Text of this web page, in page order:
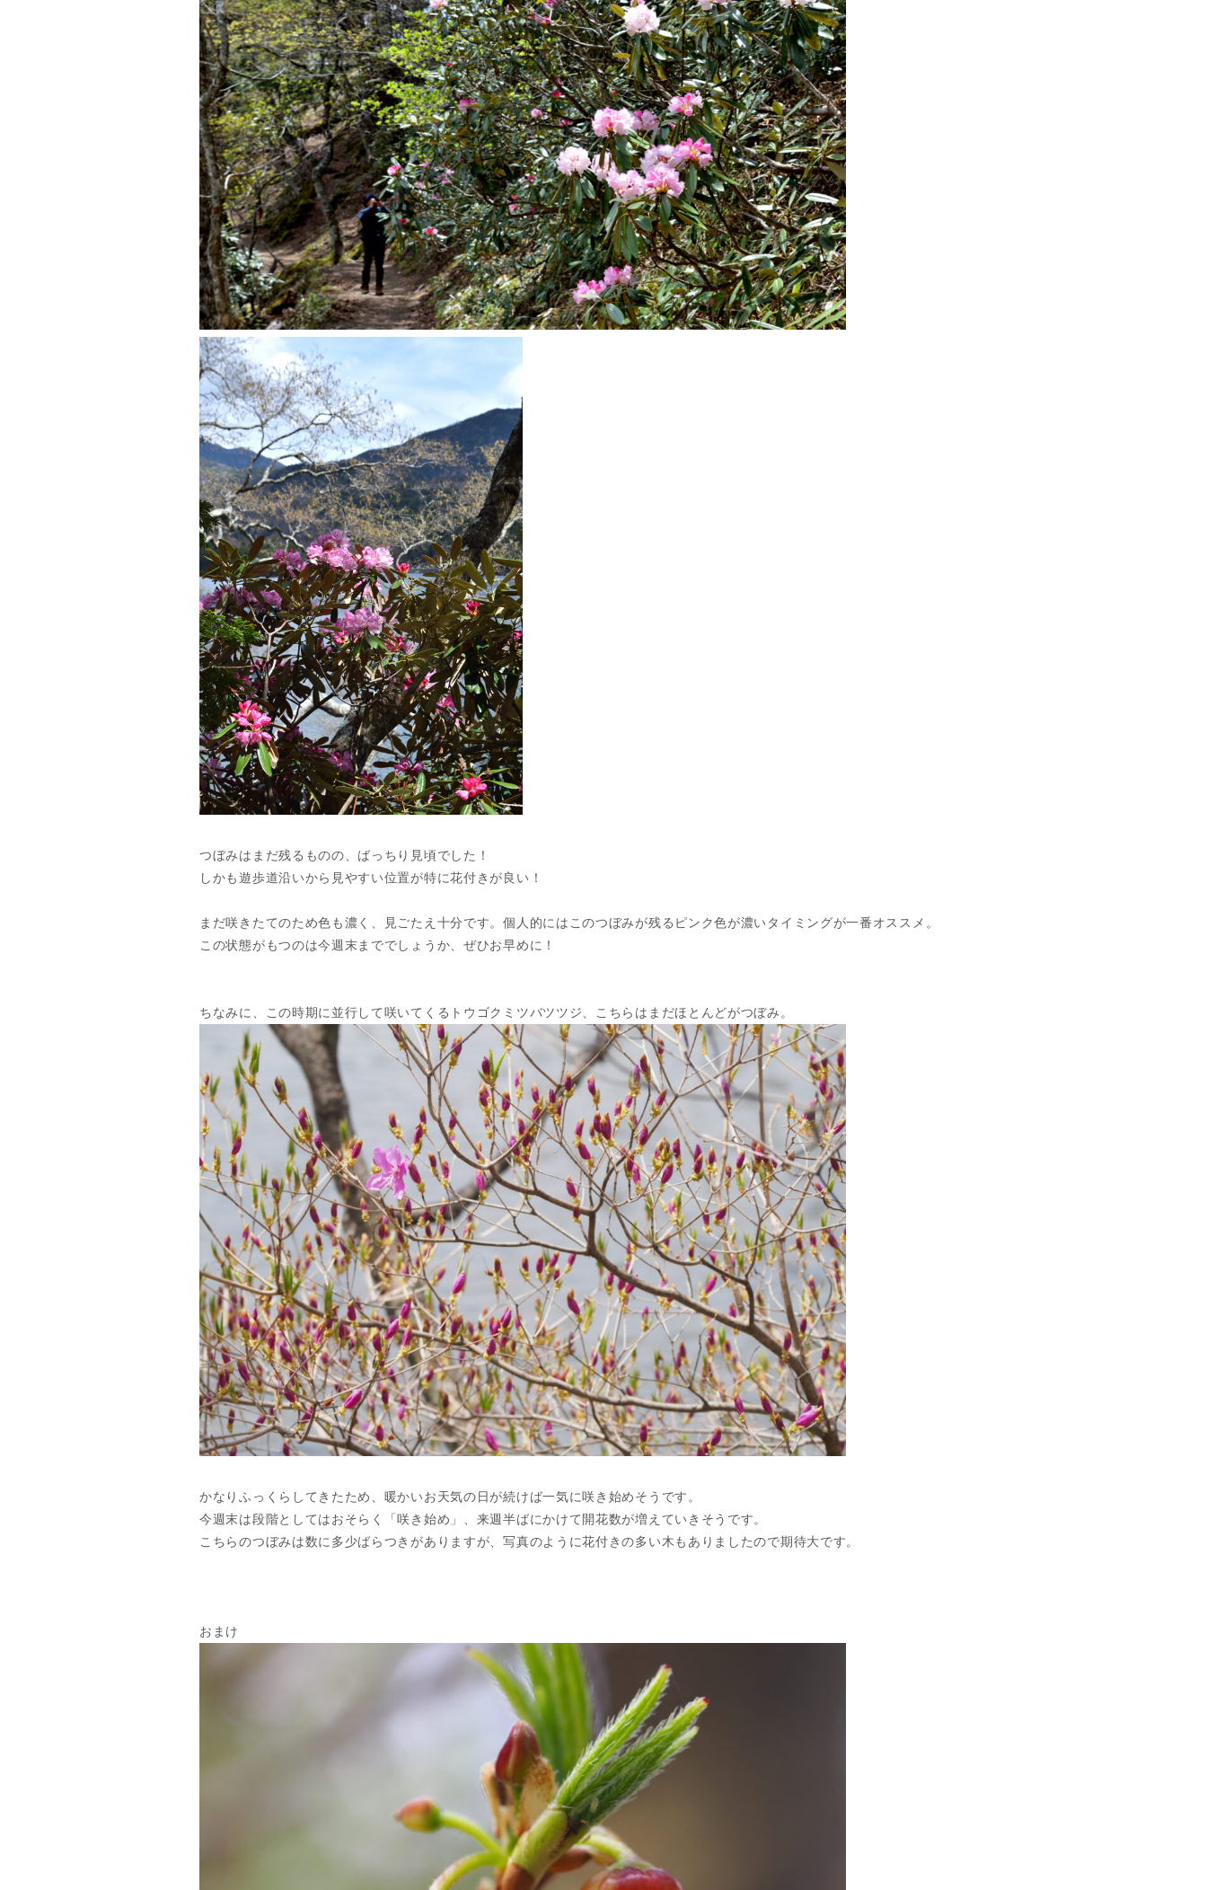
つぼみはまだ残るものの、ばっちり見頃でした！
しかも遊歩道沿いから見やすい位置が特に花付きが良い！
まだ咲きたてのため色も濃く、見ごたえ十分です。個人的にはこのつぼみが残るピンク色が濃いタイミングが一番オススメ。
この状態がもつのは今週末まででしょうか、ぜひお早めに！
ちなみに、この時期に並行して咲いてくるトウゴクミツバツツジ、こちらはまだほとんどがつぼみ。
かなりふっくらしてきたため、暖かいお天気の日が続けば一気に咲き始めそうです。
今週末は段階としてはおそらく「咲き始め」、来週半ばにかけて開花数が増えていきそうです。
こちらのつぼみは数に多少ばらつきがありますが、写真のように花付きの多い木もありましたので期待大です。
おまけ